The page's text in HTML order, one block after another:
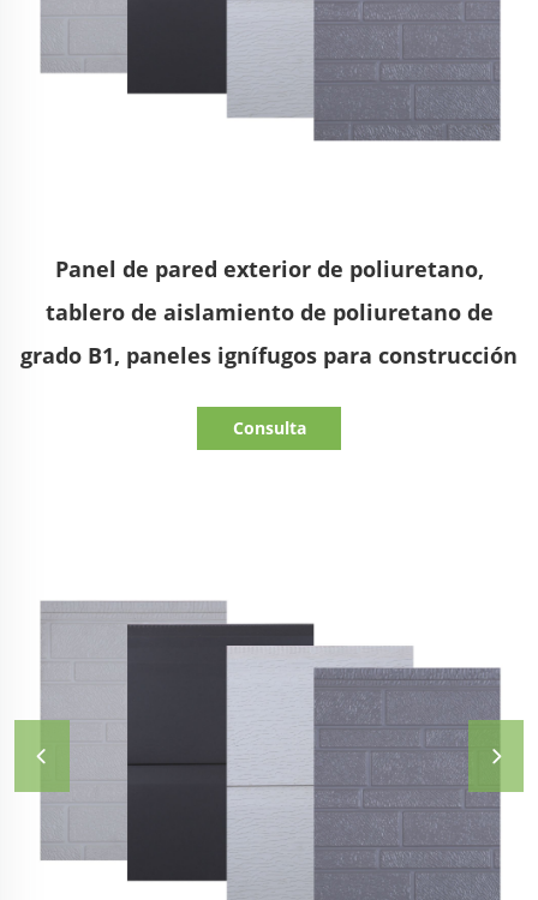
Panel de pared exterior de poliuretano,
tablero de aislamiento de poliuretano de
grado B1, paneles ignífugos para construcción
Consulta